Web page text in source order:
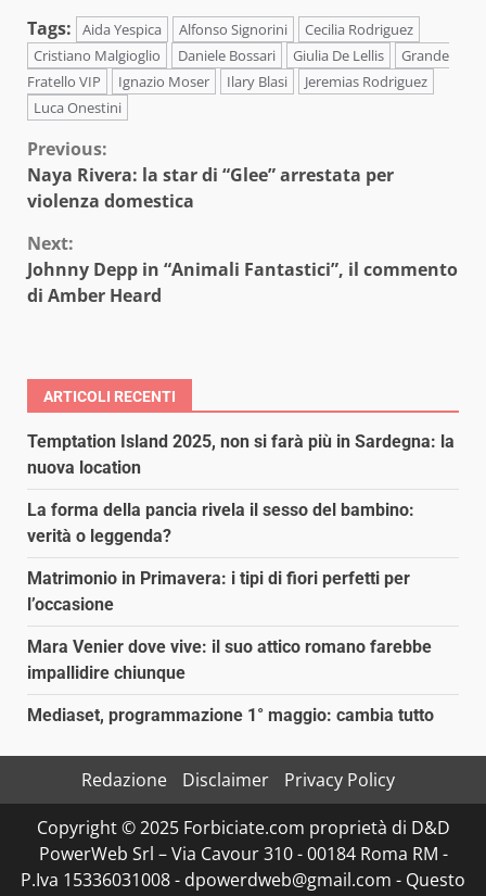
Tags:
Aida Yespica Alfonso Signorini
Cecilia Rodriguez
Cristiano Malgioglio
Daniele Bossari Giulia De Lellis
Grande
Fratello VIP
Ignazio Moser Ilary Blasi
Jeremias Rodriguez
Luca Onestini
Continue
Reading
Previous:
Naya Rivera: la star di “Glee” arrestata per
violenza domestica
Next:
Johnny Depp in “Animali Fantastici”, il commento
di Amber Heard
ARTICOLI RECENTI
Temptation Island 2025, non si farà più in Sardegna: la
nuova location
La forma della pancia rivela il sesso del bambino:
verità o leggenda?
Matrimonio in Primavera: i tipi di fiori perfetti per
l’occasione
Mara Venier dove vive: il suo attico romano farebbe
impallidire chiunque
Mediaset, programmazione 1° maggio: cambia tutto
Redazione Disclaimer
Privacy Policy
Copyright © 2025 Forbiciate.com proprietà di D&D
PowerWeb Srl – Via Cavour 310 - 00184 Roma RM -
P.Iva 15336031008 - dpowerdweb@gmail.com - Questo